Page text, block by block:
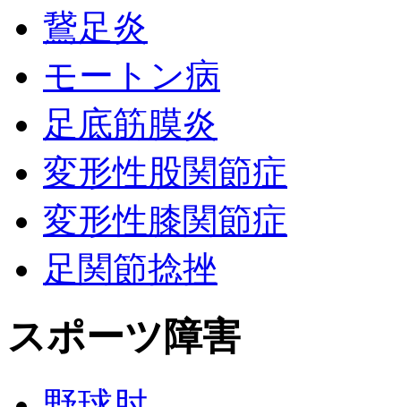
鵞足炎
モートン病
足底筋膜炎
変形性股関節症
変形性膝関節症
足関節捻挫
スポーツ障害